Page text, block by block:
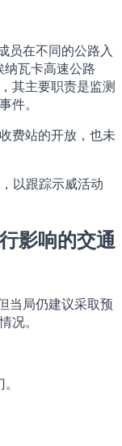
员在不同的公路入
瓦卡高速公路
其主要职责是监测
件。
费站的开放，也未
以跟踪示威活动
影响的交通
当局仍建议采取预
况。